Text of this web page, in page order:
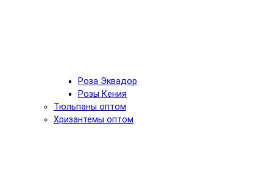
Роза Эквадор
Розы Кения
Тюльпаны оптом
Хризантемы оптом